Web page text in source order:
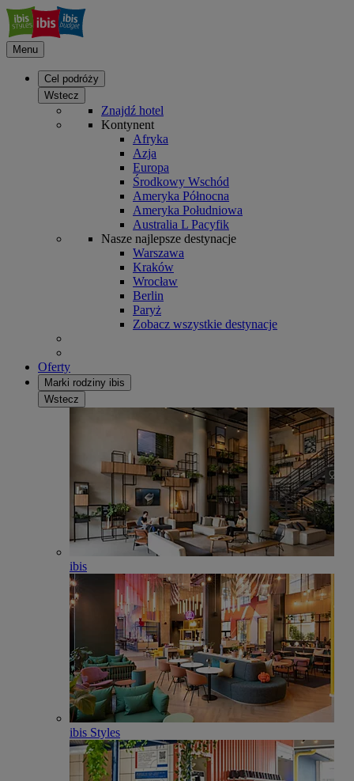
Menu
Cel podróży
Wstecz
Znajdź hotel
Kontynent
Afryka
Azja
Europa
Środkowy Wschód
Ameryka Północna
Ameryka Południowa
Australia L Pacyfik
Nasze najlepsze destynacje
Warszawa
Kraków
Wrocław
Berlin
Paryż
Zobacz wszystkie destynacje
Oferty
Marki rodziny ibis
Wstecz
ibis
ibis Styles